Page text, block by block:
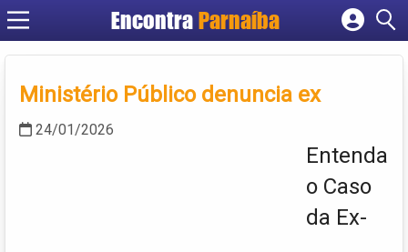
Encontra Parnaíba
Cadastrar empresa
Criar conta
Ministério Público denuncia ex
24/01/2026
Entenda
o Caso
da Ex-